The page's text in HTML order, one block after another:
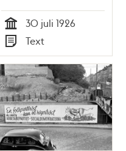
Tid
30 juli 1926
Typ
Text